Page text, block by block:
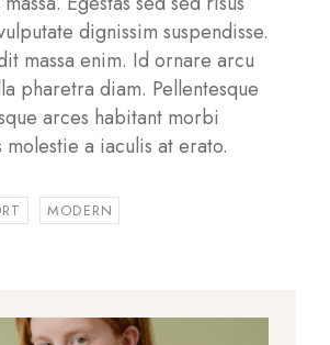
dignissim suspendisse.
massa enim. Id ornare arcu
pharetra diam. Pellentesque
arces habitant morbi
a iaculis at erato.
MODERN